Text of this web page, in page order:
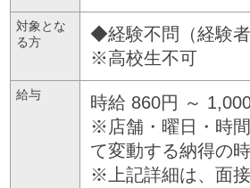
対象とな
る方
◆経験不問（経験者
※高校生不可
給与
時給 860円 ～
※店舗・曜日・時
て変動する納得の
※上記詳細は、面